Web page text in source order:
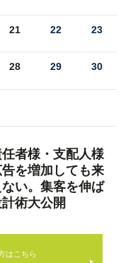
21 22 23
28 29 30
25 26 27
23 24 25
30 31
はこちら